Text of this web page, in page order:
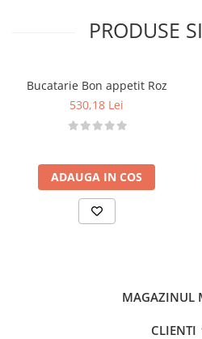
Forme, numere, animale
Xilofon încorporat pentru
Detalii tehnice
Material: lemn
Dimensiuni:
Vârsta recomandată:
Conține piese mici
supravegherea unui adult
Îndepărtați ambalajul
copilului
PRODUSE
Bucatarie Bon appetit Roz
530,18 Lei
ADAUGA IN COS
MAGAZINUL
CLIENTI